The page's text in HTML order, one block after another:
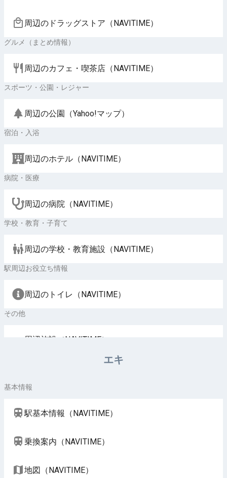
周辺のドラッグストア（NAVITIME）
グルメ（まとめ情報）
周辺のカフェ・喫茶店（NAVITIME）
スポーツ・公園・レジャー
周辺の公園（Yahoo!マップ）
宿泊・入浴
周辺のホテル（NAVITIME）
病院・医療
周辺の病院（NAVITIME）
学校・教育・子育て
周辺の学校・教育施設（NAVITIME）
駅周辺お役立ち情報
周辺のトイレ（NAVITIME）
その他
周辺施設（NAVITIME）
エキ
基本情報
駅基本情報（NAVITIME）
乗換案内（NAVITIME）
地図（NAVITIME）